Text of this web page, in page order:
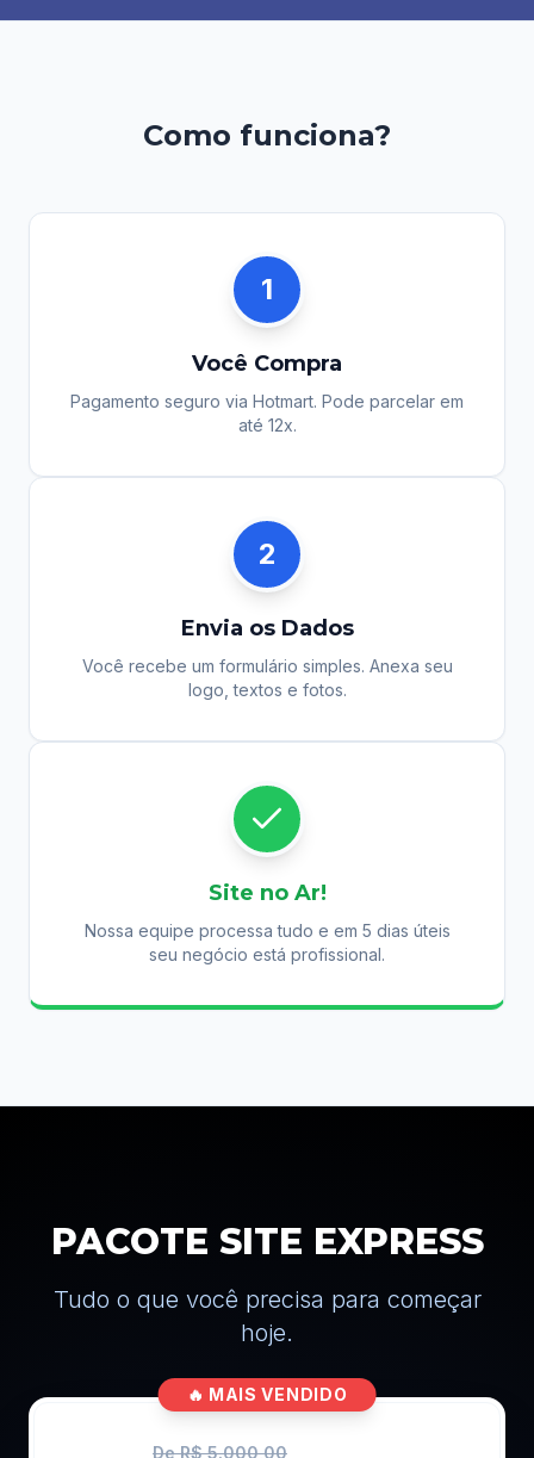
Como funciona?
1
Você Compra
Pagamento seguro via Hotmart. Pode parcelar em
até 12x.
2
Envia os Dados
Você recebe um formulário simples. Anexa seu
logo, textos e fotos.
Site no Ar!
Nossa equipe processa tudo e em 5 dias úteis
seu negócio está profissional.
PACOTE SITE EXPRESS
Tudo o que você precisa para começar
hoje.
🔥 MAIS VENDIDO
De R$ 5.000,00